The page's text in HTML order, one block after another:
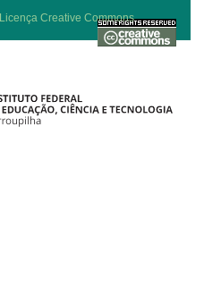
Licença Creative Commons